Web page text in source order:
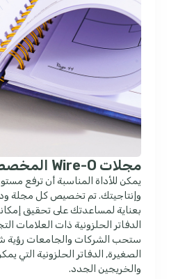
مجلات Wire-O المخصصة
يمكن للأداة المناسبة أن ترفع
وإنتاجيتك. تم تخصيص كل مجلة
بعناية لمساعدتك على تحقيق
الدفاتر الحلزونية ذات العلامات
ستحب الشركات والجامعات رؤية
الصغيرة, الدفاتر الحلزونية التي
والخريجين الجدد.